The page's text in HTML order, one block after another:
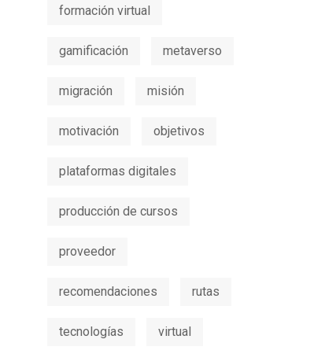
formación virtual
gamificación metaverso
migración misión
motivación objetivos
plataformas digitales
producción de cursos
proveedor
recomendaciones rutas
tecnologías virtual